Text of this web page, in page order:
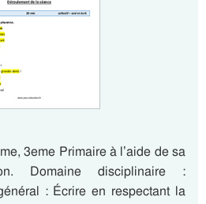
3eme Primaire à l’aide de sa
Domaine disciplinaire :
: Écrire en respectant la